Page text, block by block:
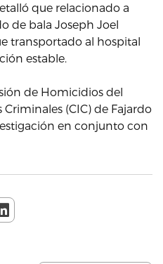
que relacionado a
de bala Joseph Joel
transportado al hospital
estable.
de Homicidios del
(CIC) de Fajardo
en conjunto con